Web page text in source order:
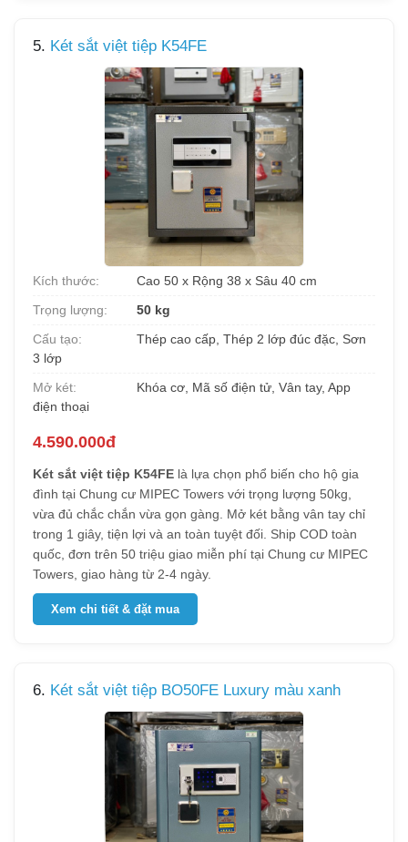
5. Két sắt việt tiệp K54FE
Kích thước:
Cao 50 x Rộng 38 x Sâu 40 cm
Trọng lượng:
50 kg
Cấu tạo:
Thép cao cấp, Thép 2 lớp đúc đặc, Sơn
3 lớp
Mở két:
Khóa cơ, Mã số điện tử, Vân tay, App
điện thoại
4.590.000đ
Két sắt việt tiệp K54FE là lựa chọn phổ biến cho hộ gia
đình tại Chung cư MIPEC Towers với trọng lượng 50kg,
vừa đủ chắc chắn vừa gọn gàng. Mở két bằng vân tay chỉ
trong 1 giây, tiện lợi và an toàn tuyệt đối. Ship COD toàn
quốc, đơn trên 50 triệu giao miễn phí tại Chung cư MIPEC
Towers, giao hàng từ 2-4 ngày.
Xem chi tiết & đặt mua
6. Két sắt việt tiệp BO50FE Luxury màu xanh